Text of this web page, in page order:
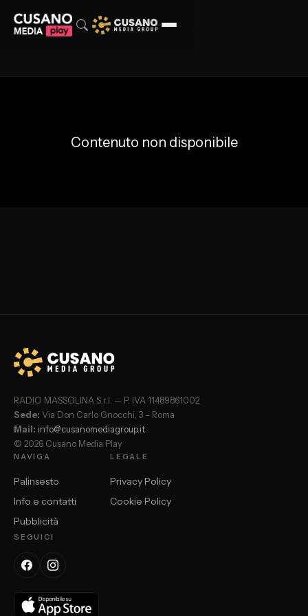
Contenuto non disponibile
RADIO MASSOLINA S.r.l. — P. IVA 11489861002
Sede: Via Don Carlo Gnocchi, 3 – Roma
Mail: info@cusanomediagroup.it
© 2026 Cusano Media Play
NAVIGA
Palinsesto
Info e contatti
Pubblicità
LEGALE
Privacy Policy
Cookie Policy
SEGUICI